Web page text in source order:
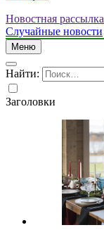
Новостная рассылка
Случайные новости
Меню
Найти:
Заголовки